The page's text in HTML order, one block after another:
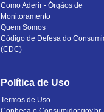
Como Aderir - Órgãos de
Monitoramento
Quem Somos
Código de Defesa do
(CDC)
Política de Uso
Termos de Uso